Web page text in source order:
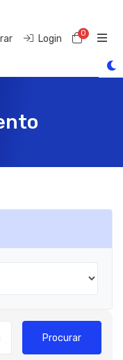
Login 0
Procurar